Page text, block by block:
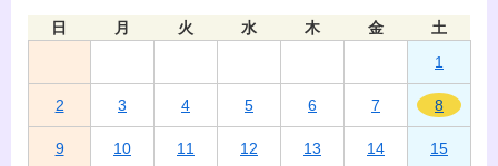
日 月 火 水 木 金
土
1
2 3 4 5 6 7 8
9 10 11 12 13 14 15